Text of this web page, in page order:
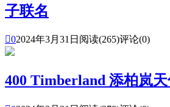
子联名
02024年3月31日 阅读(265)评论(0)
400 Timberland 添柏岚